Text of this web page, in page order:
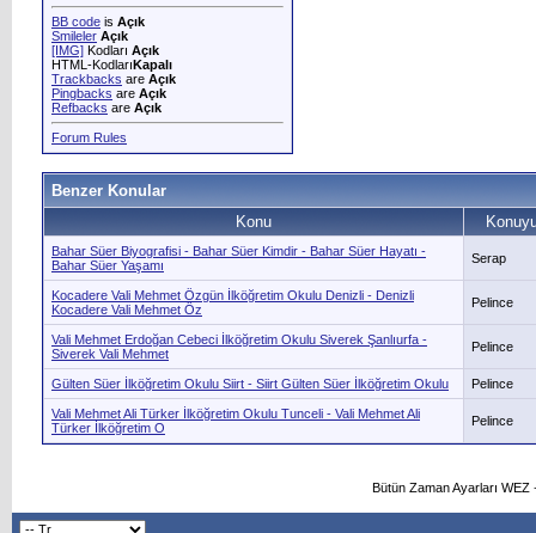
BB code is Açık
Smileler Açık
[IMG] Kodları Açık
HTML-KodlarıKapalı
Trackbacks are Açık
Pingbacks are Açık
Refbacks are Açık
Forum Rules
Benzer Konular
Konu
Bahar Süer Biyografisi - Bahar Süer Kimdir - Bahar Süer Hayatı -
Bahar Süer Yaşamı
Serap
Kocadere Vali Mehmet Özgün İlköğretim Okulu Denizli - Denizli
Kocadere Vali Mehmet Öz
Pelince
Vali Mehmet Erdoğan Cebeci İlköğretim Okulu Siverek Şanlıurfa -
Siverek Vali Mehmet
Pelince
Gülten Süer İlköğretim Okulu Siirt - Siirt Gülten Süer İlköğretim Okulu Pelince
Vali Mehmet Ali Türker İlköğretim Okulu Tunceli - Vali Mehmet Ali
Türker İlköğretim O
Pelince
Bütün Zaman Ayarları